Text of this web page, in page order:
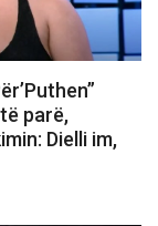
parë,
Dielli im,